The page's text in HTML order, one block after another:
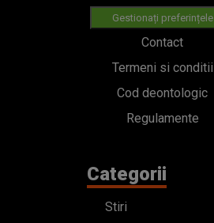
Gestionați preferințele
Contact
Termeni si conditii
Cod deontologic
Regulamente
Categorii
Stiri